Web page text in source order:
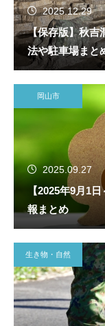
2025.12.29
【保存版】秋吉
法や駐車場まと
岡山市
2025.09.27
【2025年9月1
報まとめ
生き物・自然